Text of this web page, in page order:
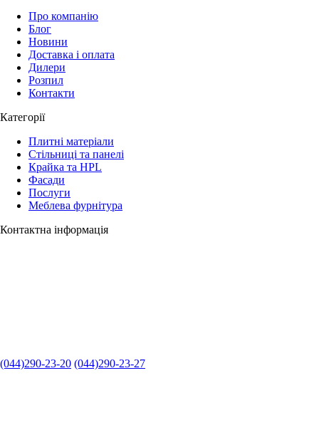
Про компанію
Блог
Новини
Доставка і оплата
Дилери
Розпил
Контакти
Категорії
Плитні матеріали
Стільниці та панелі
Крайка та HPL
Фасади
Послуги
Меблева фурнітура
Контактна інформація
(044)290-23-20 (044)290-23-27